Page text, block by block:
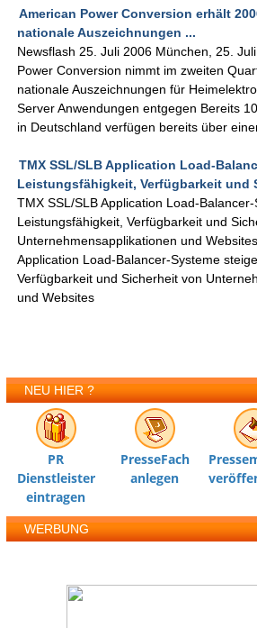
American Power Conversion erhält
nationale Auszeichnungen ...
Newsflash 25. Juli 2006 München, 25.
Power Conversion nimmt im zweiten
nationale Auszeichnungen für
Server Anwendungen entgegen Bereits
in Deutschland verfügen bereits über
TMX SSL/SLB Application Load-
Leistungsfähigkeit, Verfügbarkeit und
TMX SSL/SLB Application Load-
Leistungsfähigkeit, Verfügbarkeit und
Unternehmensapplikationen und
Application Load-Balancer-Systeme
Verfügbarkeit und Sicherheit von
und Websites
NEU HIER ?
PR
Dienstleister
eintragen
PresseFach
anlegen
WERBUNG